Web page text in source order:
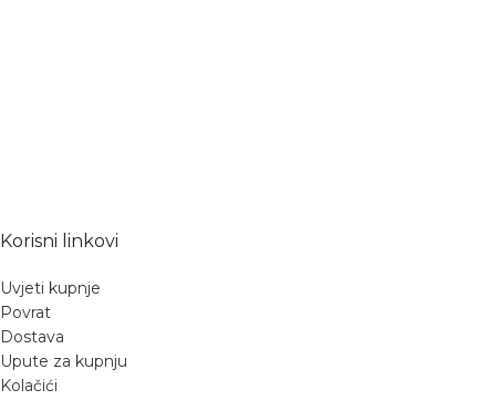
Korisni linkovi
Uvjeti kupnje
Povrat
Dostava
Upute za kupnju
Kolačići